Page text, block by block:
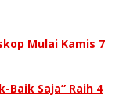
Mulai Kamis 7
Baik Saja” Raih 4